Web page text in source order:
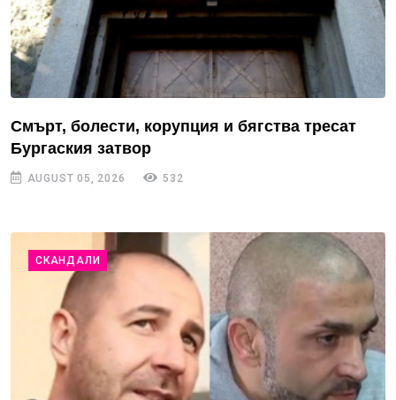
Смърт, болести, корупция и бягства тресат
Бургаския затвор
AUGUST 05, 2026 532
СКАНДАЛИ